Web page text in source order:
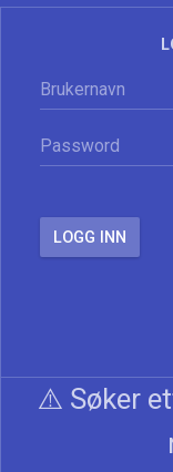
⚠️ Søker